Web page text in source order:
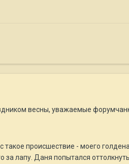
весны, уважаемые
такое происшествие - моего
за лапу. Даня попытался